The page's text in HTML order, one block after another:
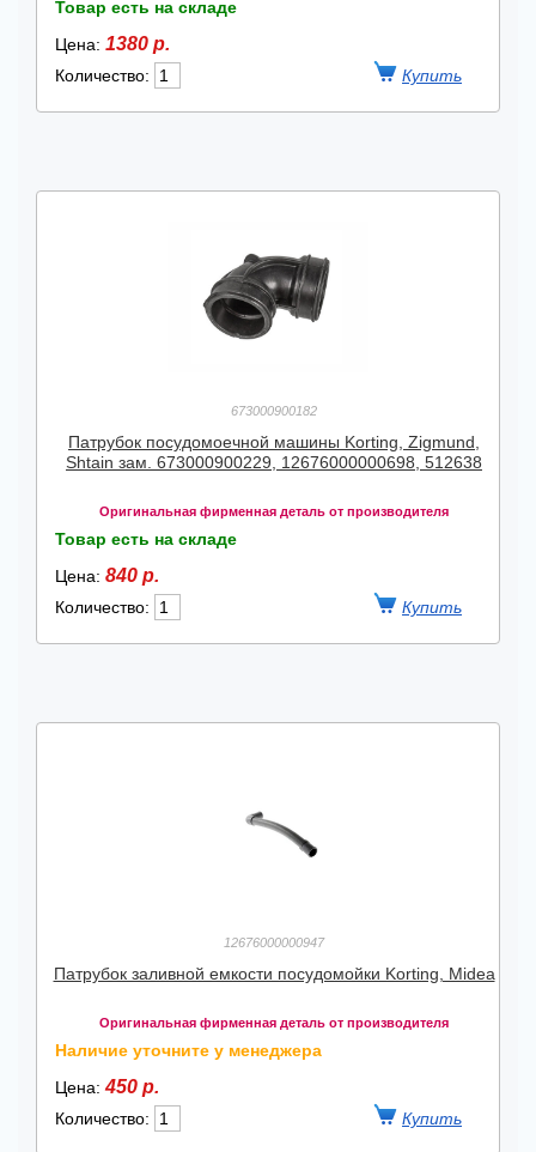
Товар есть на складе
Цена: 1380 р.
Количество:
673000900182
Патрубок посудомоечной машины Korting, Zigmund,
Shtain зам. 673000900229, 12676000000698, 512638
Оригинальная фирменная деталь от производителя
Товар есть на складе
Цена: 840 р.
Количество:
12676000000947
Патрубок заливной емкости посудомойки Korting, Midea
Оригинальная фирменная деталь от производителя
Наличие уточните у менеджера
Цена:450 р.
Количество: